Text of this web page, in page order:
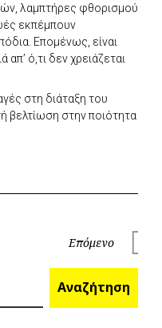
λαμπτήρες φθορισμού
εκπέμπουν
Επομένως, είναι
ό,τι δεν χρειάζεται
στη διάταξη του
βελτίωση στην ποιότητα
Επόμενο
Αναζήτηση